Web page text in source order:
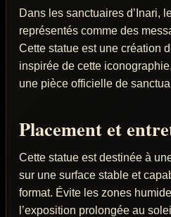
Dans les sanctuaires d’Inari,
représentés comme des
Cette statue est une création
inspirée de cette
une pièce officielle de
Placement et
Cette statue est destinée à
sur une surface stable et
format. Évite les zones
l’exposition prolongée au